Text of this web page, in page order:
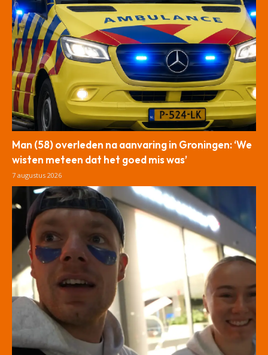
Man (58) overleden na aanvaring in Groningen: ‘We
wisten meteen dat het goed mis was’
7 augustus 2026